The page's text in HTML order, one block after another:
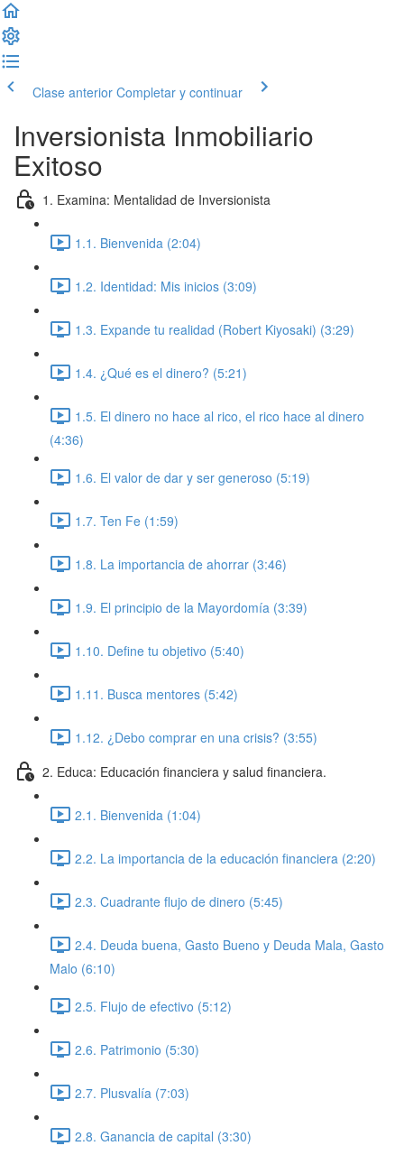
Clase anterior Completar y continuar
Inversionista Inmobiliario
Exitoso
1. Examina: Mentalidad de Inversionista
1.1. Bienvenida (2:04)
1.2. Identidad: Mis inicios (3:09)
1.3. Expande tu realidad (Robert Kiyosaki) (3:29)
1.4. ¿Qué es el dinero? (5:21)
1.5. El dinero no hace al rico, el rico hace al dinero
(4:36)
1.6. El valor de dar y ser generoso (5:19)
1.7. Ten Fe (1:59)
1.8. La importancia de ahorrar (3:46)
1.9. El principio de la Mayordomía (3:39)
1.10. Define tu objetivo (5:40)
1.11. Busca mentores (5:42)
1.12. ¿Debo comprar en una crisis? (3:55)
2. Educa: Educación financiera y salud financiera.
2.1. Bienvenida (1:04)
2.2. La importancia de la educación financiera (2:20)
2.3. Cuadrante flujo de dinero (5:45)
2.4. Deuda buena, Gasto Bueno y Deuda Mala, Gasto
Malo (6:10)
2.5. Flujo de efectivo (5:12)
2.6. Patrimonio (5:30)
2.7. Plusvalía (7:03)
2.8. Ganancia de capital (3:30)